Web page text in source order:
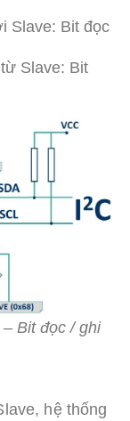
Slave: Bit đọc
Slave: Bit
Bit đọc / ghi
hệ thống